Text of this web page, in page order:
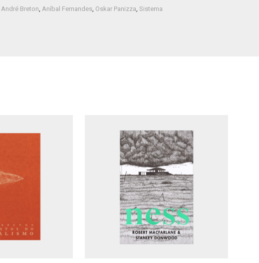
André Breton, Aníbal Fernandes, Oskar Panizza, Sistema